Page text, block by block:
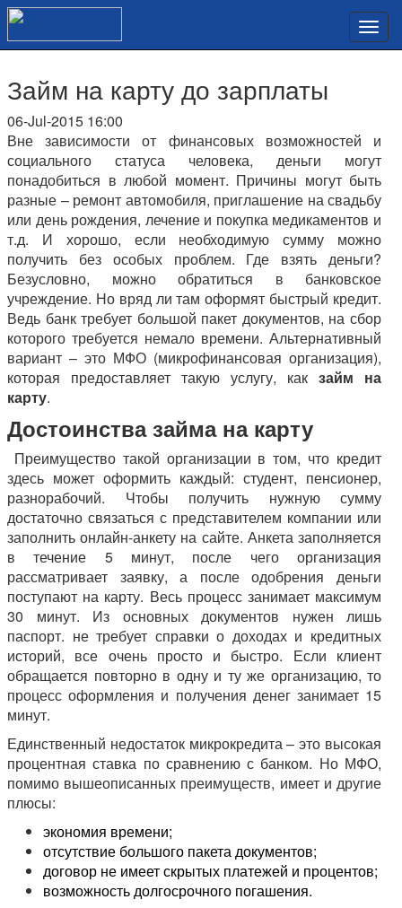
Займ на карту до зарплаты
06-Jul-2015 16:00
Вне зависимости от финансовых возможностей и
социального статуса человека, деньги могут
понадобиться в любой момент. Причины могут быть
разные – ремонт автомобиля, приглашение на свадьбу
или день рождения, лечение и покупка медикаментов и
т.д. И хорошо, если необходимую сумму можно
получить без особых проблем. Где взять деньги?
Безусловно, можно обратиться в банковское
учреждение. Но вряд ли там оформят быстрый кредит.
Ведь банк требует большой пакет документов, на сбор
которого требуется немало времени. Альтернативный
вариант – это МФО (микрофинансовая организация),
которая предоставляет такую услугу, как займ на
карту.
Достоинства займа на карту
Преимущество такой организации в том, что кредит
здесь может оформить каждый: студент, пенсионер,
разнорабочий. Чтобы получить нужную сумму
достаточно связаться с представителем компании или
заполнить онлайн-анкету на сайте. Анкета заполняется
в течение 5 минут, после чего организация
рассматривает заявку, а после одобрения деньги
поступают на карту. Весь процесс занимает максимум
30 минут. Из основных документов нужен лишь
паспорт. не требует справки о доходах и кредитных
историй, все очень просто и быстро. Если клиент
обращается повторно в одну и ту же организацию, то
процесс оформления и получения денег занимает 15
минут.
Единственный недостаток микрокредита – это высокая
процентная ставка по сравнению с банком. Но МФО,
помимо вышеописанных преимуществ, имеет и другие
плюсы:
экономия времени;
отсутствие большого пакета документов;
договор не имеет скрытых платежей и процентов;
возможность долгосрочного погашения.